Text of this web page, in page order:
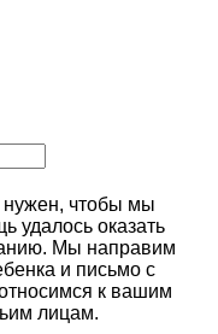
нужен, чтобы мы
удалось оказать
Мы направим
и письмо с
к вашим
лицам.